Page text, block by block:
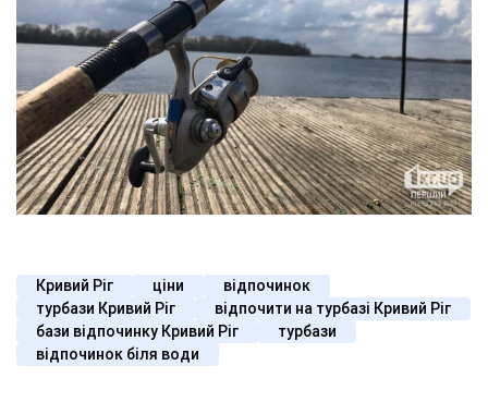
Кривий Ріг ціни
відпочинок
турбази Кривий Ріг
відпочити на турбазі Кривий Ріг
бази відпочинку Кривий Ріг
турбази
відпочинок біля води